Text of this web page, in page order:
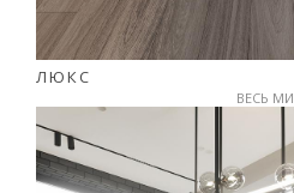
ЛЮКС
ВЕСЬ